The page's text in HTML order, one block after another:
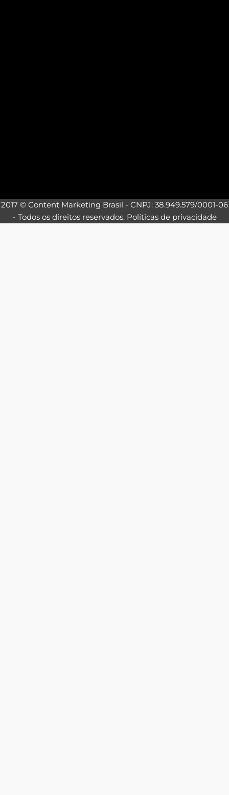
2017 © Content Marketing Brasil - CNPJ: 38.949.579/0001-06
- Todos os direitos reservados. Políticas de privacidade